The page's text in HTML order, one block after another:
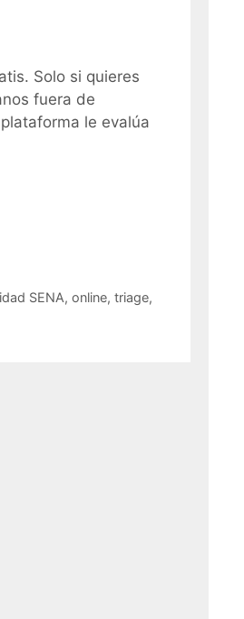
Solo si quieres
fuera de
le evalúa
SENA, online, triage,